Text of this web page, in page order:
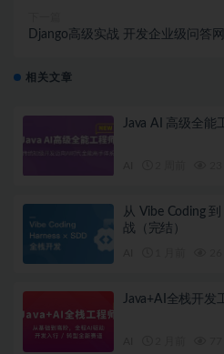
Django高级实战 开发企业级问答网
相关文章
Java AI 高级全能
从 Vibe Coding
战（完结）
Java+AI全栈开发